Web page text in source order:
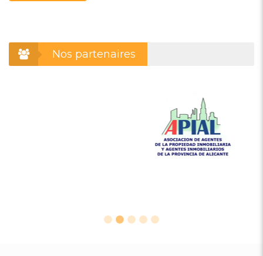
Nos partenaires